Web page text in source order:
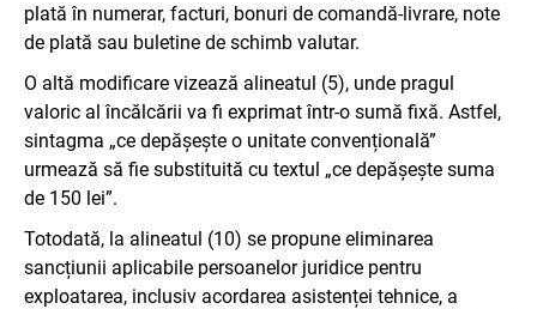
plată în numerar, facturi, bonuri de comandă-livrare, note
de plată sau buletine de schimb valutar.
O altă modificare vizează alineatul (5), unde pragul
valoric al încălcării va fi exprimat într-o sumă fixă. Astfel,
sintagma „ce depășește o unitate convențională”
urmează să fie substituită cu textul „ce depășește suma
de 150 lei”.
Totodată, la alineatul (10) se propune eliminarea
sancțiunii aplicabile persoanelor juridice pentru
exploatarea, inclusiv acordarea asistenței tehnice, a